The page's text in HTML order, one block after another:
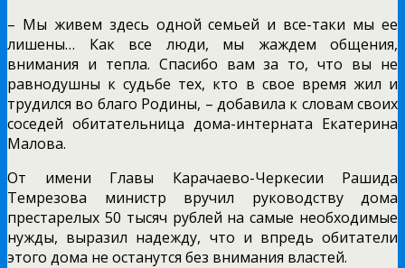
– Мы живем здесь одной семьей и все-таки мы ее
лишены… Как все люди, мы жаждем общения,
внимания и тепла. Спасибо вам за то, что вы не
равнодушны к судьбе тех, кто в свое время жил и
трудился во благо Родины, – добавила к словам своих
соседей обитательница дома-интерната Екатерина
Малова.
От имени Главы Карачаево-Черкесии Рашида
Темрезова министр вручил руководству дома
престарелых 50 тысяч рублей на самые необходимые
нужды, выразил надежду, что и впредь обитатели
этого дома не останутся без внимания властей.